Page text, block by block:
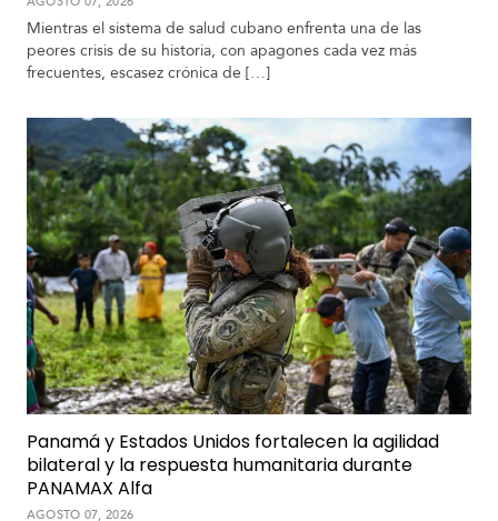
Mientras el sistema de salud cubano enfrenta una de las
peores crisis de su historia, con apagones cada vez más
frecuentes, escasez crónica de […]
Panamá y Estados Unidos fortalecen la agilidad
bilateral y la respuesta humanitaria durante
PANAMAX Alfa
AGOSTO 07, 2026